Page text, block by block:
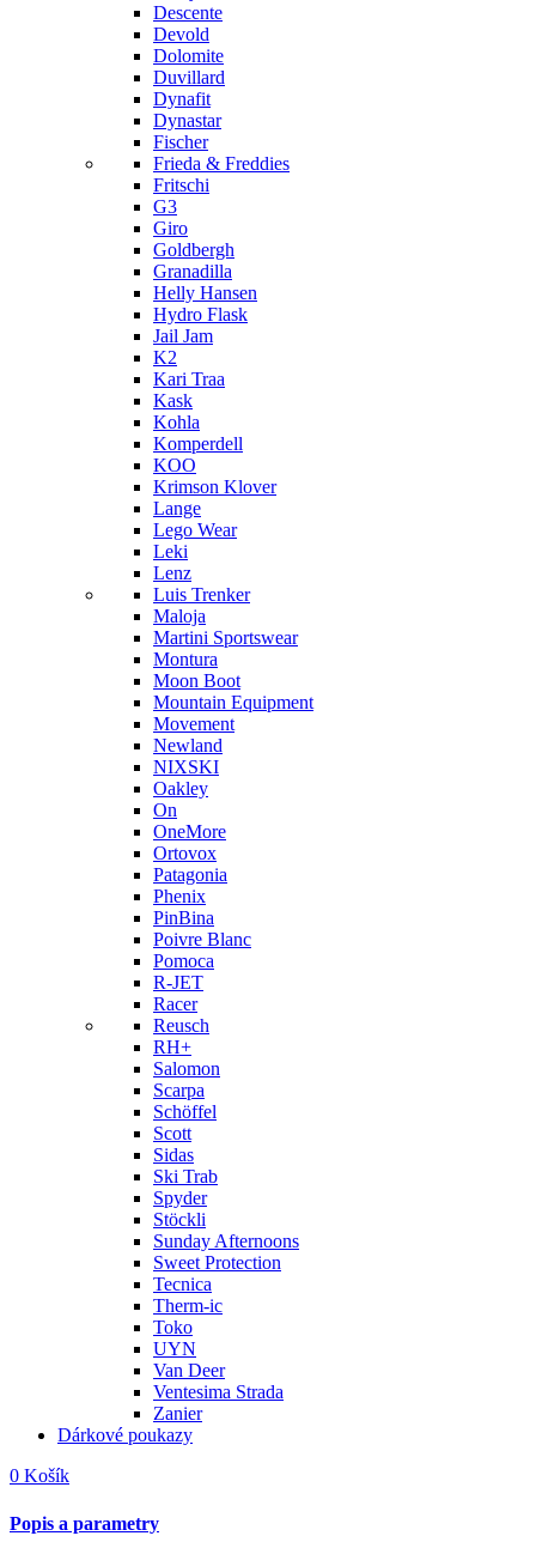
Descente
Devold
Dolomite
Duvillard
Dynafit
Dynastar
Fischer
Frieda & Freddies
Fritschi
G3
Giro
Goldbergh
Granadilla
Helly Hansen
Hydro Flask
Jail Jam
K2
Kari Traa
Kask
Kohla
Komperdell
KOO
Krimson Klover
Lange
Lego Wear
Leki
Lenz
Luis Trenker
Maloja
Martini Sportswear
Montura
Moon Boot
Mountain Equipment
Movement
Newland
NIXSKI
Oakley
On
OneMore
Ortovox
Patagonia
Phenix
PinBina
Poivre Blanc
Pomoca
R-JET
Racer
Reusch
RH+
Salomon
Scarpa
Schöffel
Scott
Sidas
Ski Trab
Spyder
Stöckli
Sunday Afternoons
Sweet Protection
Tecnica
Therm-ic
Toko
UYN
Van Deer
Ventesima Strada
Zanier
Dárkové poukazy
0 Košík
Popis a parametry